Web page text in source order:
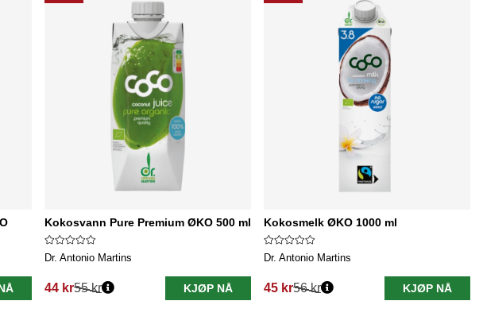
Kokosvann Pure Premium ØKO 500 ml
Dr. Antonio Martins
44 kr
Vanlig pris:
55 kr KJØP NÅ
Kokosmelk ØKO 1000 ml
Dr. Antonio Martins
45 kr
Vanlig pris:
56 kr KJØP NÅ